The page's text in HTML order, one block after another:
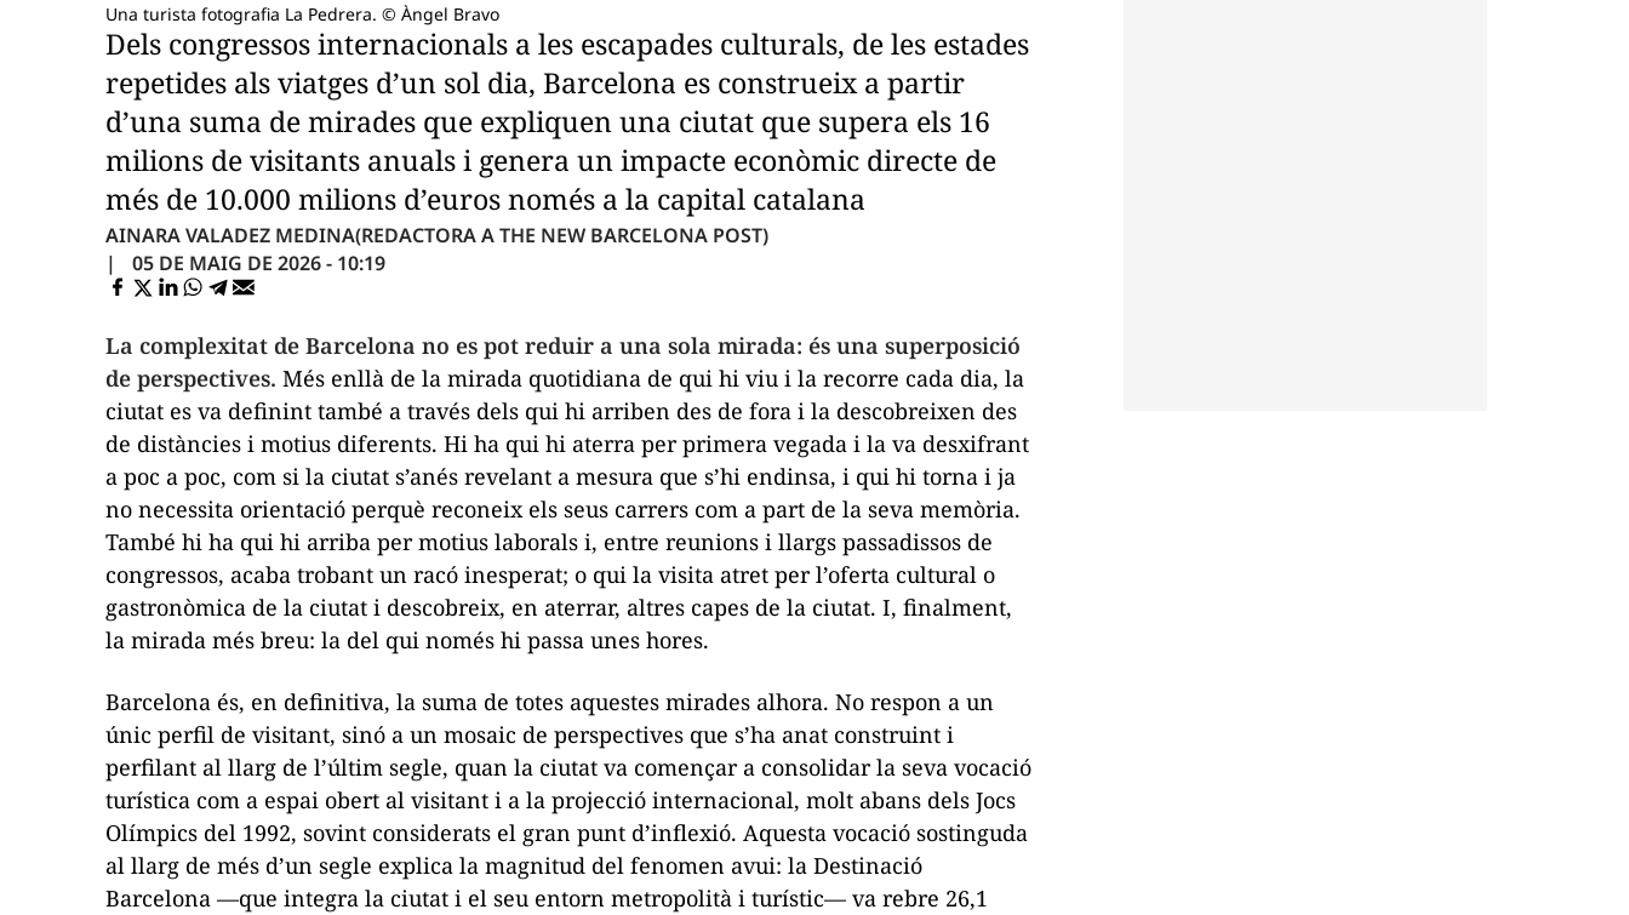
Una turista fotografia La Pedrera. © Àngel Bravo
Dels congressos internacionals a les escapades culturals, de les estades
repetides als viatges d’un sol dia, Barcelona es construeix a partir
d’una suma de mirades que expliquen una ciutat que supera els 16
milions de visitants anuals i genera un impacte econòmic directe de
més de 10.000 milions d’euros només a la capital catalana
AINARA VALADEZ MEDINA(REDACTORA A THE NEW BARCELONA POST)
05 DE MAIG DE 2026 - 10:19
La complexitat de Barcelona no es pot reduir a una sola mirada: és una superposició
de perspectives. Més enllà de la mirada quotidiana de qui hi viu i la recorre cada dia, la
ciutat es va definint també a través dels qui hi arriben des de fora i la descobreixen des
de distàncies i motius diferents. Hi ha qui hi aterra per primera vegada i la va desxifrant
a poc a poc, com si la ciutat s’anés revelant a mesura que s’hi endinsa, i qui hi torna i ja
no necessita orientació perquè reconeix els seus carrers com a part de la seva memòria.
També hi ha qui hi arriba per motius laborals i, entre reunions i llargs passadissos de
congressos, acaba trobant un racó inesperat; o qui la visita atret per l’oferta cultural o
gastronòmica de la ciutat i descobreix, en aterrar, altres capes de la ciutat. I, finalment,
la mirada més breu: la del qui només hi passa unes hores.
Barcelona és, en definitiva, la suma de totes aquestes mirades alhora. No respon a un
únic perfil de visitant, sinó a un mosaic de perspectives que s’ha anat construint i
perfilant al llarg de l’últim segle, quan la ciutat va començar a consolidar la seva vocació
turística com a espai obert al visitant i a la projecció internacional, molt abans dels Jocs
Olímpics del 1992, sovint considerats el gran punt d’inflexió. Aquesta vocació sostinguda
al llarg de més d’un segle explica la magnitud del fenomen avui: la Destinació
Barcelona —que integra la ciutat i el seu entorn metropolità i turístic— va rebre 26,1